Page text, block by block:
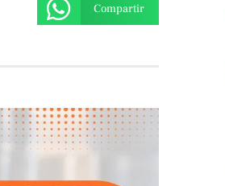
Compartir